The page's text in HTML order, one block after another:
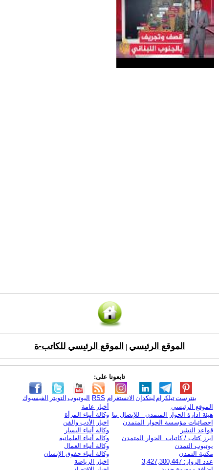
الموقع الرئيسي الموقع الرئيسي للكاتب-ة
تابعونا على:
الفيسبوك التويتر اليوتيوب RSS الانستغرام لينكدإن تيلكرامبنترست
الموقع الرئيسي
هيئة ادارة الحوار المتمدن - للإتصال بنا
إحصائيات مؤسسة الحوار المتمدن
قواعد النشر
ابرز كتاب / كاتبات الحوار المتمدن
يوتيوب التمدن
مكتبة التمدن
عدد الزوار: 3,427,300,447
أخبار عامة
وكالة أنباء المرأة
اخبار الأدب والفن
وكالة أنباء اليسار
وكالة أنباء العلمانية
وكالة أنباء العمال
وكالة أنباء حقوق الإنسان
اخبار الرياضة